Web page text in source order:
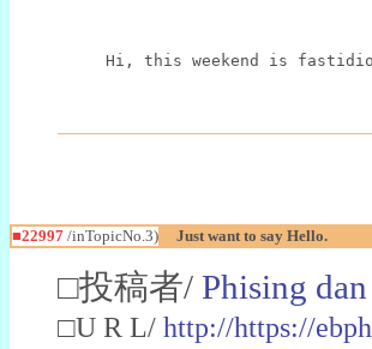
Hi, this weekend is
■22997 /inTopicNo.3) Just want to say Hello.
□投稿者/ Phising dan
□U R L/ http://https://